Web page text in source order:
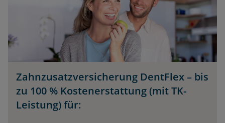
Zahnzusatzversicherung DentFlex – bis
zu 100 % Kostenerstattung (mit TK-
Leistung) für: